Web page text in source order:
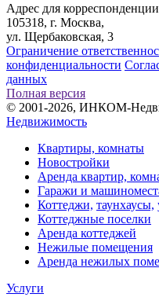
Адрес для
105318, г. Москва,
ул. Щербаковская, 3
Ограничение
конфиденциальности
данных
Полная версия
© 2001-2026, ИНКОМ-
Недвижимость
Квартиры, комнаты
Новостройки
Аренда квартир,
Гаражи и
Коттеджи, таунхаусы,
Коттеджные поселки
Аренда коттеджей
Нежилые помещения
Аренда нежилых
Услуги